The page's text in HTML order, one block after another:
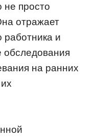
не просто
отражает
работника и
на ранних